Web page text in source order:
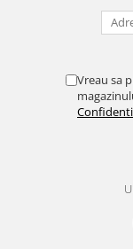
Vreau sa